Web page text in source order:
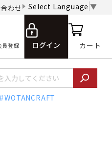
わせ Select Language ▼
員登録 ログイン カート
WOTANCRAFT